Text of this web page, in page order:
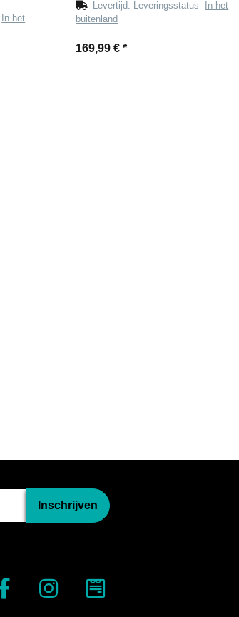
In het
Levertijd: Leveringsstatus In het
buitenland
169,99 € *
Inschrijven